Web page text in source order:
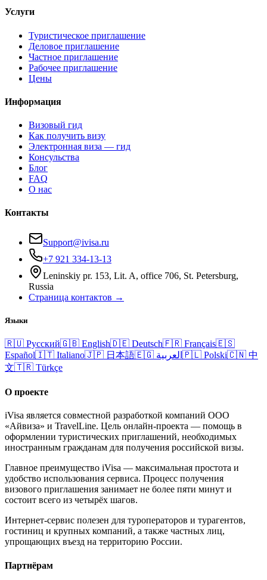
Услуги
Туристическое приглашение
Деловое приглашение
Частное приглашение
Рабочее приглашение
Цены
Информация
Визовый гид
Как получить визу
Электронная виза — гид
Консульства
Блог
FAQ
О нас
Контакты
Support@ivisa.ru
+7 921 334-13-13
Leninskiy pr. 153, Lit. A, office 706, St. Petersburg,
Russia
Страница контактов →
Языки
🇷🇺 Русский🇬🇧 English🇩🇪 Deutsch🇫🇷 Français🇪🇸
Español🇮🇹 Italiano🇯🇵 日本語🇪🇬 العربية 🇵🇱 Polski🇨🇳 中
文🇹🇷 Türkçe
О проекте
iVisa является совместной разработкой компаний ООО
«Айвиза» и TravelLine. Цель онлайн-проекта — помощь в
оформлении туристических приглашений, необходимых
иностранным гражданам для получения российской визы.
Главное преимущество iVisa — максимальная простота и
удобство использования сервиса. Процесс получения
визового приглашения занимает не более пяти минут и
состоит всего из четырёх шагов.
Интернет-сервис полезен для туроператоров и турагентов,
гостиниц и крупных компаний, а также частных лиц,
упрощающих въезд на территорию России.
Партнёрам